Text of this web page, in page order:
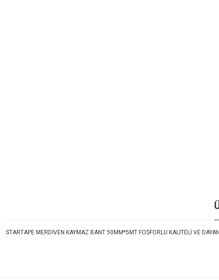
STARTAPE MERDİVEN KAYMAZ BANT 50MM*5MT FOSFORLU KALİTELİ VE